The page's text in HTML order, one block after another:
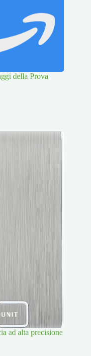
della Prova
ad alta precisione